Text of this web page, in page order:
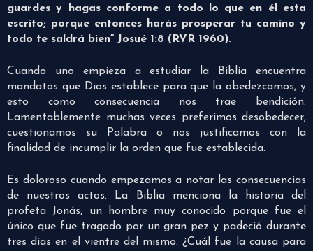
guardes y hagas conforme a todo lo que en él esta
escrito; porque entonces harás prosperar tu camino y
todo te saldrá bien” Josué 1:8 (RVR 1960).
Cuando uno empieza a estudiar la Biblia encuentra
mandatos que Dios establece para que la obedezcamos, y
esto como consecuencia nos trae bendición.
Lamentablemente muchas veces preferimos desobedecer,
cuestionamos su Palabra o nos justificamos con la
finalidad de incumplir la orden que fue establecida.
Es doloroso cuando empezamos a notar las consecuencias
de nuestros actos. La Biblia menciona la historia del
profeta Jonás, un hombre muy conocido porque fue el
único que fue tragado por un gran pez y padeció durante
tres días en el vientre del mismo. ¿Cuál fue la causa para